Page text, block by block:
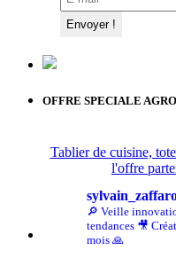
OFFRE SPECIALE AGRO
Tablier de cuisine,
l'offre
🔎 Veille
tendances 🎥
mois 🙏